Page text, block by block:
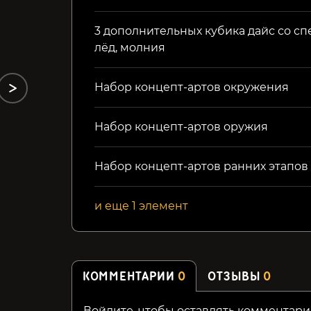
279₽
3 дополнительных кубика дайс со
лёд, молния
Набор концепт-артов окружения
Набор концепт-артов оружия
Набор концепт-артов ранних этапов
и еще 1 элемент
КОММЕНТАРИИ 0 ОТЗЫВЫ 0